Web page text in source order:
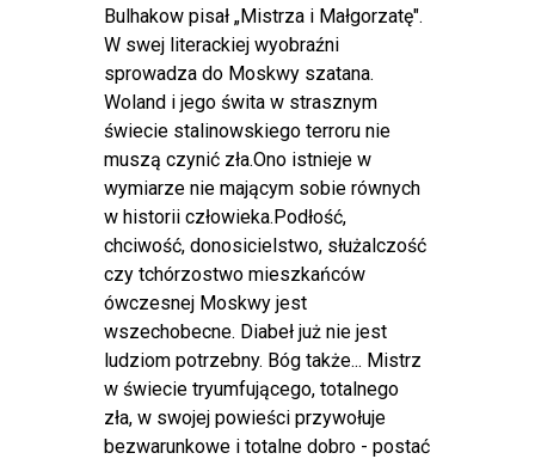
Bulhakow pisał „Mistrza i Małgorzatę".
W swej literackiej wyobraźni
sprowadza do Moskwy szatana.
Woland i jego świta w strasznym
świecie stalinowskiego terroru nie
muszą czynić zła.Ono istnieje w
wymiarze nie mającym sobie równych
w historii człowieka.Podłość,
chciwość, donosicielstwo, służalczość
czy tchórzostwo mieszkańców
ówczesnej Moskwy jest
wszechobecne. Diabeł już nie jest
ludziom potrzebny. Bóg także... Mistrz
w świecie tryumfującego, totalnego
zła, w swojej powieści przywołuje
bezwarunkowe i totalne dobro - postać